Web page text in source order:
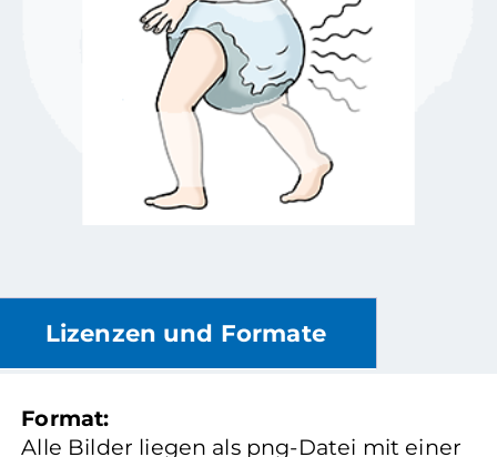
Lizenzen und Formate
Format:
Alle Bilder liegen als png-Datei mit einer